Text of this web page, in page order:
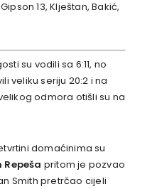
13, Klještan, Bakić,
su vodili sa 6:11, no
veliku seriju 20:2 i na
odmora otišli su na
domaćinima su
pritom je pozvao
Smith pretrčao cijeli